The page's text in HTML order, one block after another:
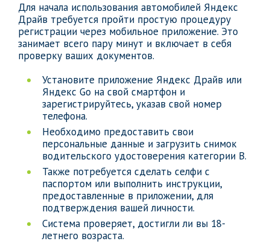
Для начала использования автомобилей Яндекс
Драйв требуется пройти простую процедуру
регистрации через мобильное приложение. Это
занимает всего пару минут и включает в себя
проверку ваших документов.
Установите приложение Яндекс Драйв или
Яндекс Go на свой смартфон и
зарегистрируйтесь, указав свой номер
телефона.
Необходимо предоставить свои
персональные данные и загрузить снимок
водительского удостоверения категории B.
Также потребуется сделать селфи с
паспортом или выполнить инструкции,
предоставленные в приложении, для
подтверждения вашей личности.
Система проверяет, достигли ли вы 18-
летнего возраста.